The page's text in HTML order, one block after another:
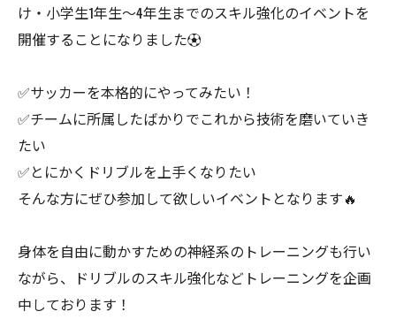
け・小学生1年生〜4年生までのスキル強化のイベントを
開催することになりました⚽️
✅サッカーを本格的にやってみたい！
✅チームに所属したばかりでこれから技術を磨いていき
たい
✅とにかくドリブルを上手くなりたい
そんな方にぜひ参加して欲しいイベントとなります🔥
身体を自由に動かすための神経系のトレーニングも行い
ながら、ドリブルのスキル強化などトレーニングを企画
中しております！